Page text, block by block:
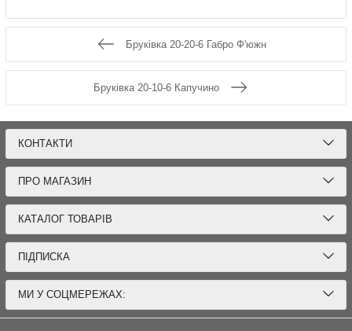
Бруківка 20-20-6 Габро Ф'южн
Бруківка 20-10-6 Капучино
КОНТАКТИ
ПРО МАГАЗИН
КАТАЛОГ ТОВАРІВ
ПІДПИСКА
МИ У СОЦМЕРЕЖАХ: